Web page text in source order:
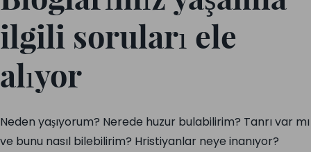
ilgili soruları ele
alıyor
Neden yaşıyorum? Nerede huzur bulabilirim? Tanrı var mı
ve bunu nasıl bilebilirim? Hristiyanlar neye inanıyor?